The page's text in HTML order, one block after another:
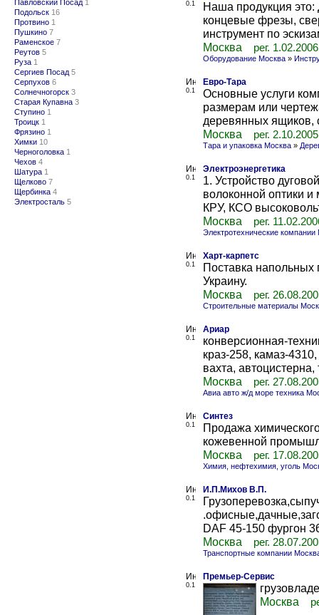
Павловский Посад 1
Подольск 16
Протвино 1
Пушкино 7
Раменское 7
Реутов 5
Руза 1
Сергиев Посад 5
Серпухов 6
Солнечногорск 3
Старая Купавна 3
Ступино 1
Троицк 1
Фрязино 1
Химки 10
Черноголовка 1
Чехов 4
Шатура 1
Щелково 7
Щербинка 4
Электросталь 5
0.1
Наша продукция
концевые фрезы,
инструмент по
Москва
рег. 1.02.2006
Оборудование Москва »
0.1
Евро-Тара
Основные услуги
размерам или
деревянных ящиков,
Москва
рег. 2.10.2005
Тара и упаковка Москва »
0.1
Электроэнергетика
1. Устройство
волоконной оптики
КРУ, КСО
Москва
рег.
Электротехнические компании
0.1
Харт-карпетс
Поставка
Украину.
Москва
рег.
Строительные материалы
0.1
Ариар
конверсионная-
краз-258, камаз-4310,
вахта,
Москва
рег.
Авиа авто ж/д море техника
0.1
Синтез
Продажа
кожевенной
Москва
рег.
Химия, нефтехимия, уголь
0.1
И.П.Михов В.П.
DAF 45-150 фургон
Москва
рег.
Транспортные компании
0.1
Премьер-Сервис
Москва